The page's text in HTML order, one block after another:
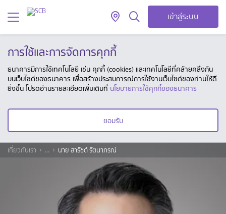
เข้าสู่ระบบ
การใช้และการจัดการคุกกี้
ธนาคารมีการใช้เทคโนโลยี เช่น คุกกี้ (cookies) และเทคโนโลยีที่คล้ายคลึงกัน
บนเว็บไซต์ของธนาคาร เพื่อสร้างประสบการณ์การใช้งานเว็บไซต์ของท่านให้ดี
ยิ่งขึ้น โปรดอ่านรายละเอียดเพิ่มเติมที่ นโยบายการใช้คุกกี้ของธนาคาร
ยอมรับ
เกี่ยวกับเรา ... นาย สารัชต์ รัตนาภรณ์